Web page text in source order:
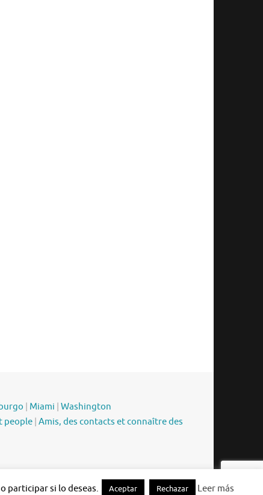
Miami Washington
people Amis, des contacts et connaître des
Funciona conTempera&WordPress.
participar si lo deseas. Aceptar Rechazar Leer más